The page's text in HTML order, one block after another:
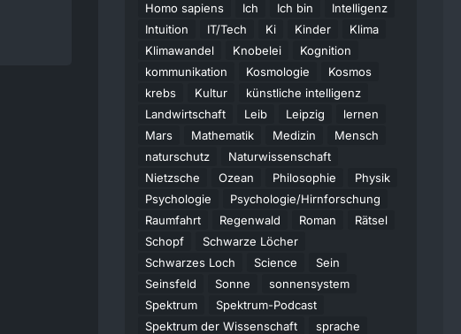
Homo sapiens
Ich Ich bin
Intelligenz
Intuition
IT/Tech Ki Kinder
Klima
Klimawandel
Knobelei
Kognition
kommunikation
Kosmologie
Kosmos
krebs
Kultur
künstliche intelligenz
Landwirtschaft
Leib Leipzig
lernen
Mars
Mathematik Medizin
Mensch
naturschutz
Naturwissenschaft
Nietzsche
Ozean Philosophie
Physik
Psychologie
Psychologie/Hirnforschung
Raumfahrt
Regenwald Roman
Rätsel
Schopf
Schwarze Löcher
Schwarzes Loch
Science
Sein
Seinsfeld
Sonne
sonnensystem
Spektrum
Spektrum-Podcast
Spektrum der Wissenschaft
sprache